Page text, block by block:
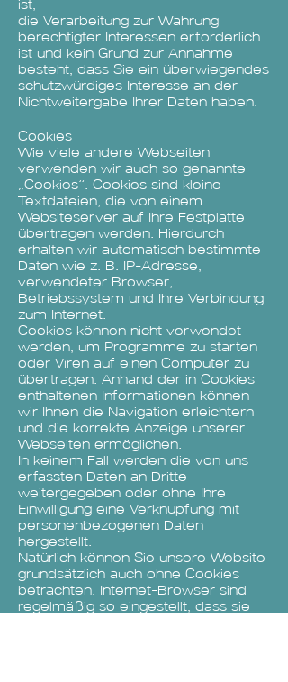
ist,
die Verarbeitung zur Wahrung
berechtigter Interessen erforderlich
ist und kein Grund zur Annahme
besteht, dass Sie ein überwiegendes
schutzwürdiges Interesse an der
Nichtweitergabe Ihrer Daten haben.
Cookies
Wie viele andere Webseiten
verwenden wir auch so genannte
„Cookies“. Cookies sind kleine
Textdateien, die von einem
Websiteserver auf Ihre Festplatte
übertragen werden. Hierdurch
erhalten wir automatisch bestimmte
Daten wie z. B. IP-Adresse,
verwendeter Browser,
Betriebssystem und Ihre Verbindung
zum Internet.
Cookies können nicht verwendet
werden, um Programme zu starten
oder Viren auf einen Computer zu
übertragen. Anhand der in Cookies
enthaltenen Informationen können
wir Ihnen die Navigation erleichtern
und die korrekte Anzeige unserer
Webseiten ermöglichen.
In keinem Fall werden die von uns
erfassten Daten an Dritte
weitergegeben oder ohne Ihre
Einwilligung eine Verknüpfung mit
personenbezogenen Daten
hergestellt.
Natürlich können Sie unsere Website
grundsätzlich auch ohne Cookies
betrachten. Internet-Browser sind
regelmäßig so eingestellt, dass sie